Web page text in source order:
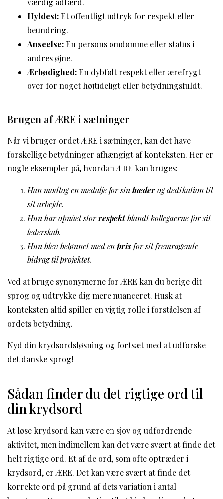
værdig adfærd.
Hyldest:Et offentligt udtryk for respekt eller
beundring.
Anseelse:En persons omdømme eller status i
andres øjne.
Ærbødighed:En dybfølt respekt eller ærefrygt
over for noget højtideligt eller betydningsfuldt.
Brugen af ÆRE i sætninger
Når vi bruger ordet ÆRE i sætninger, kan det have
forskellige betydninger afhængigt af konteksten. Her er
nogle eksempler på, hvordan ÆRE kan bruges:
Han modtog en medalje for sinhæderog dedikation til
sit arbejde.
Hun har opnået storrespektblandt kollegaerne for sit
lederskab.
Hun blev belønnet med enprisfor sit fremragende
bidrag til projektet.
Ved at bruge synonymerne for ÆRE kan du berige dit
sprog og udtrykke dig mere nuanceret. Husk at
konteksten altid spiller en vigtig rolle i forståelsen af
ordets betydning.
Nyd din krydsordsløsning og fortsæt med at udforske
det danske sprog!
Sådan finder du det rigtige ord til
din krydsord
At løse krydsord kan være en sjov og udfordrende
aktivitet, men indimellem kan det være svært at finde det
helt rigtige ord. Et af de ord, som ofte optræder i
krydsord, er ÆRE. Det kan være svært at finde det
korrekte ord på grund af dets variation i antal